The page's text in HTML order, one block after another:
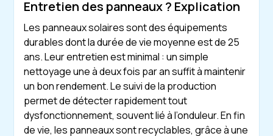
Entretien des panneaux ? Explication
Les panneaux solaires sont des équipements
durables dont la durée de vie moyenne est de 25
ans. Leur entretien est minimal : un simple
nettoyage une à deux fois par an suffit à maintenir
un bon rendement. Le suivi de la production
permet de détecter rapidement tout
dysfonctionnement, souvent lié à l’onduleur. En fin
de vie, les panneaux sont recyclables, grâce à une